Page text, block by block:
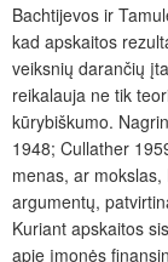
Bachtijevos ir
kad apskaitos
veiksnių darančių
reikalauja ne tik
kūrybiškumo.
1948; Cullather
menas, ar
argumentų,
Kuriant apskaitos
apie įmonės